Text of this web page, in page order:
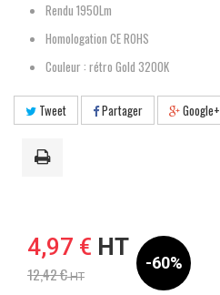
Rendu 1950Lm
Homologation CE ROHS
Couleur : rétro Gold 3200K
Tweet Partager Google+
4,97 € HT
12,42 €HT
-60%